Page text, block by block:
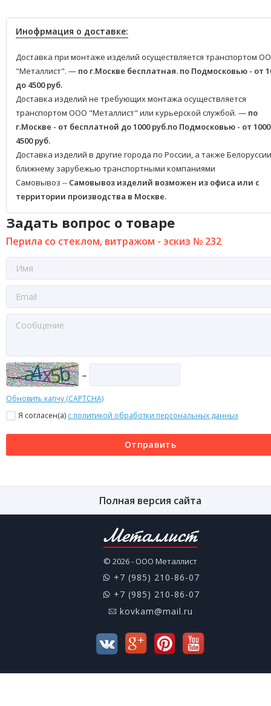
Инофрмация о доставке:
Доставка при монтаже изделий осуществляется транспортом
"Металлист". — по г.Москве бесплатная. по Подмосковью - от
до 4500 руб.
Доставка изделий не требующих монтажа осуществляется
транспортом ООО "Металлист" или курьерской службой. — по
г.Москве - от бесплатной до 1000 руб.по Подмосковью - от
4500 руб.
Доставка изделий в другие города по России, а также
ближнему зарубежью транспортными компаниями
Самовывоз -- Самовывоз изделий возможен из офиса или с
территории производства в Москве.
Задать вопрос о товаре
Перила со стеклом, витражом - эскиз № 232
→
Обновить капчу (CAPTCHA)
Я согласен(a) с политикой обработки персональных данных
Отправить
Полная версия сайта
Металлист
© 2026 - ООО Металлист
+7 (985) 210-86-07
+7 (985) 210-86-07
kovkam@mail.ru